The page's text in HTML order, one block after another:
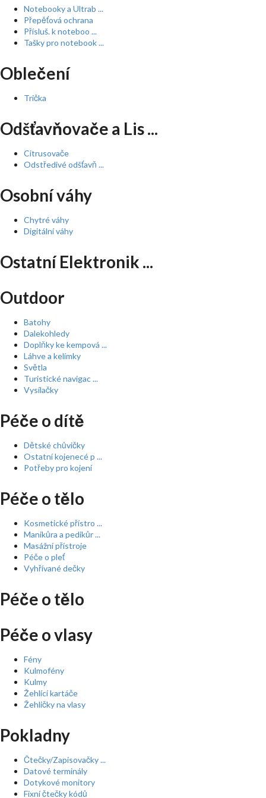
Notebooky a Ultrab ...
Přepěťová ochrana
Přísluš. k noteboo ...
Tašky pro notebook ...
Oblečení
Trička
Odšťavňovače a Lis ...
Citrusovače
Odstředivé odšťavň ...
Osobní váhy
Chytré váhy
Digitální váhy
Ostatní Elektronik ...
Outdoor
Batohy
Dalekohledy
Doplňky ke kempová ...
Láhve a kelímky
Světla
Turistické navigac ...
Vysílačky
Péče o dítě
Dětské chůvičky
Ostatní kojenecé p ...
Potřeby pro kojení
Péče o tělo
Kosmetické přístro ...
Manikůra a pedikůr ...
Masážní přístroje
Péče o pleť
Vyhřívané dečky
Péče o tělo
Péče o vlasy
Fény
Kulmofény
Kulmy
Žehlící kartáče
Žehličky na vlasy
Pokladny
Čtečky/Zapisovačky ...
Datové terminály
Dotykové monitory
Fixní čtečky kódů